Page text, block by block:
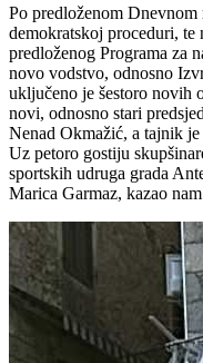
Po predloženom
demokratskoj proceduri, te
predloženog Programa za
novo vodstvo, odnosno
uključeno je šestoro novih
novi, odnosno stari
Nenad Okmažić, a tajnik
Uz petoro gostiju
sportskih udruga grada
Marica Garmaz, kazao